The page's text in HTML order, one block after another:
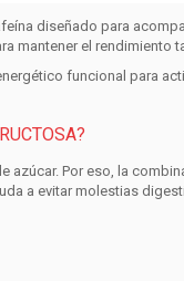
diseñado para
mantener el rendimiento
funcional para
azúcar. Por eso, la
a evitar molestias